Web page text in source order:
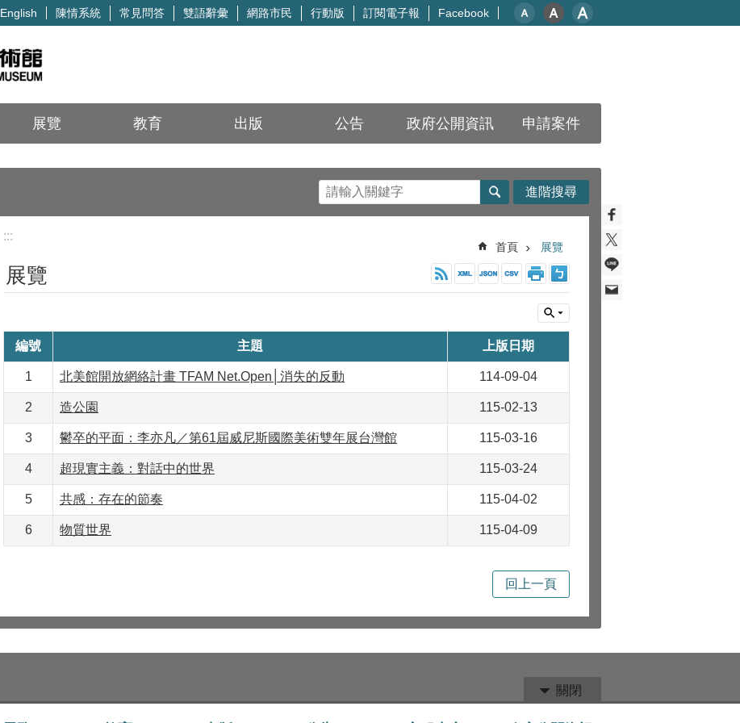
English 陳情系統 常見問答 雙語辭彙 網路市民 行動版 訂閱電子報 Facebook
展覽 教育 出版 公告 政府公開資訊 申請案件
進階搜尋
:::
首頁 展覽
展覽
編號 主題 上版日期
1 北美館開放網絡計畫 TFAM Net.Open│消失的反動 114-09-04
2 造公園 115-02-13
3 鬱卒的平面：李亦凡／第61屆威尼斯國際美術雙年展台灣館 115-03-16
4 超現實主義：對話中的世界 115-03-24
5 共感：存在的節奏 115-04-02
6 物質世界 115-04-09
回上一頁
關閉